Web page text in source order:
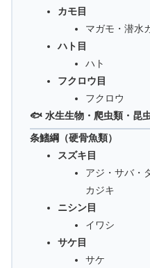
カモ目
マガモ・潜水
ハト目
ハト
フクロウ目
フクロウ
🐟 水生生物・爬虫類・昆
条鰭綱（硬骨魚類）
スズキ目
アジ・サバ・
カジキ
ニシン目
イワシ
サケ目
サケ